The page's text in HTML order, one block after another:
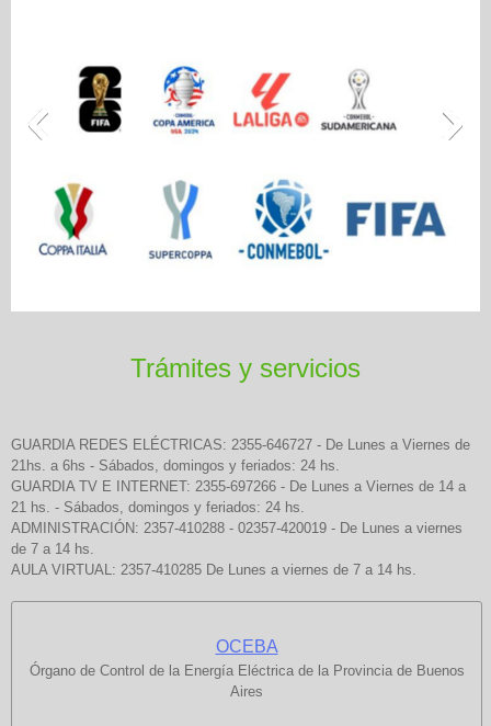
Trámites y servicios
GUARDIA REDES ELÉCTRICAS: 2355-646727 - De Lunes a Viernes de
21hs. a 6hs - Sábados, domingos y feriados: 24 hs.
GUARDIA TV E INTERNET: 2355-697266 - De Lunes a Viernes de 14 a
21 hs. - Sábados, domingos y feriados: 24 hs.
ADMINISTRACIÓN: 2357-410288 - 02357-420019 - De Lunes a viernes
de 7 a 14 hs.
AULA VIRTUAL: 2357-410285 De Lunes a viernes de 7 a 14 hs.
OCEBA
Órgano de Control de la Energía Eléctrica de la Provincia de Buenos
Aires